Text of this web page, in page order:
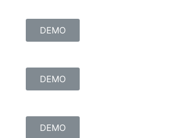
DEMO
DEMO
DEMO